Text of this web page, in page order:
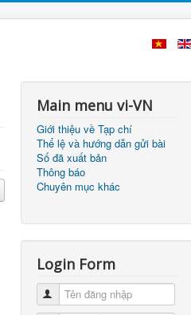
Main menu vi-VN
Giới thiệu về Tạp chí
Thể lệ và hướng dẫn gửi bài
Số đã xuất bản
Thông báo
Chuyên mục khác
Login Form
Tên đăng nhập